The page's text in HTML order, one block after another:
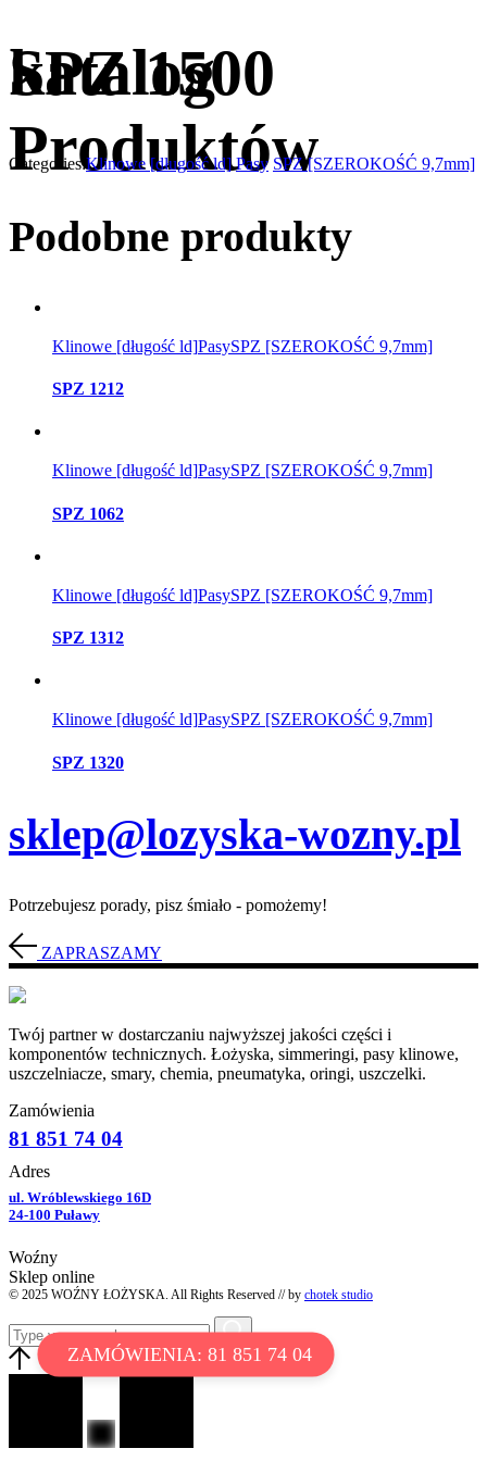
ZAMÓWIENIA: 81 851 74 04
katalog
Produktów
SPZ 1500
Categories:Klinowe [długość ld] Pasy SPZ [SZEROKOŚĆ 9,7mm]
Podobne produkty
Klinowe [długość ld]PasySPZ [SZEROKOŚĆ 9,7mm]
SPZ 1212
Klinowe [długość ld]PasySPZ [SZEROKOŚĆ 9,7mm]
SPZ 1062
Klinowe [długość ld]PasySPZ [SZEROKOŚĆ 9,7mm]
SPZ 1312
Klinowe [długość ld]PasySPZ [SZEROKOŚĆ 9,7mm]
SPZ 1320
sklep@lozyska-wozny.pl
Potrzebujesz porady, pisz śmiało - pomożemy!
ZAPRASZAMY
Twój partner w dostarczaniu najwyższej jakości części i
komponentów technicznych. Łożyska, simmeringi, pasy klinowe,
uszczelniacze, smary, chemia, pneumatyka, oringi, uszczelki.
Zamówienia
81 851 74 04
Adres
ul. Wróblewskiego 16D
24-100 Puławy
Woźny
Sklep online
© 2025 WOŹNY ŁOŻYSKA. All Rights Reserved // by chotek studio